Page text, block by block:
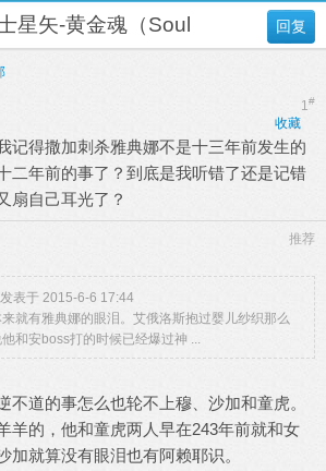
回复
星矢-黄金魂（Soul of Gold）
1#
收藏
得撒加刺杀雅典娜不是十三年前发生的
二年前的事了？到底是我听错了还是记错
扇自己耳光了？
推荐
表于 2015-6-6 17:44
就有雅典娜的眼泪。艾俄洛斯抱过婴儿纱织那么
和安boss打的时候已经爆过神 ...
不道的事怎么也轮不上穆、沙加和童虎。
羊的，他和童虎两人早在243年前就和女
加就算没有眼泪也有阿赖耶识。